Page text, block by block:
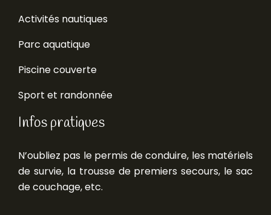
Activités nautiques
Parc aquatique
Piscine couverte
Sport et randonnée
Infos pratiques
N’oubliez pas le permis de conduire, les matériels
de survie, la trousse de premiers secours, le sac
de couchage, etc.